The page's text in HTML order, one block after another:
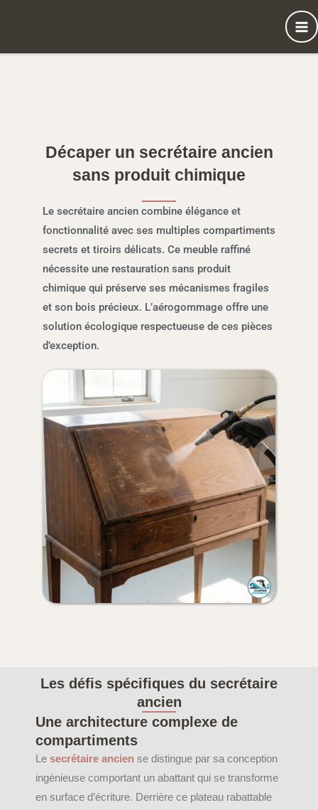
Décaper un secrétaire ancien
sans produit chimique
Le secrétaire ancien combine élégance et
fonctionnalité avec ses multiples compartiments
secrets et tiroirs délicats. Ce meuble raffiné
nécessite une restauration sans produit
chimique qui préserve ses mécanismes fragiles
et son bois précieux. L’aérogommage offre une
solution écologique respectueuse de ces pièces
d’exception.
Les défis spécifiques du secrétaire
ancien
Une architecture complexe de
compartiments
Le secrétaire ancien se distingue par sa conception
ingénieuse comportant un abattant qui se transforme
en surface d’écriture. Derrière ce plateau rabattable